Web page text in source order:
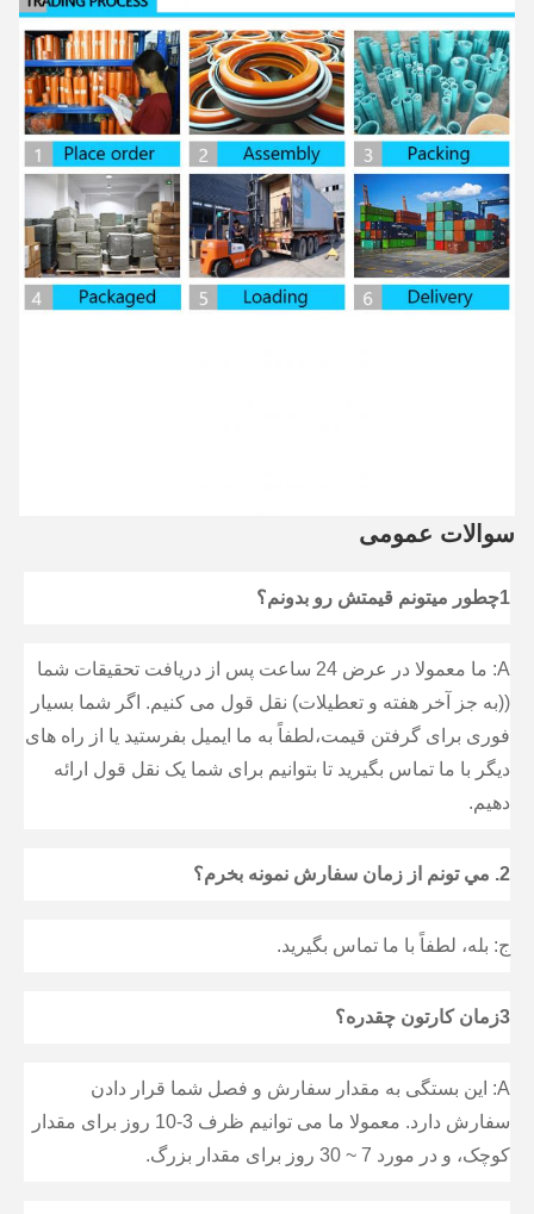
سوالات عمومی
1چطور ميتونم قيمتش رو بدونم؟
دهیم.
2. مي تونم از زمان سفارش نمونه بخرم؟
ج: بله، لطفاً با ما تماس بگیرید.
3زمان کارتون چقدره؟
کوچک، و در مورد 7 ~ 30 روز برای مقدار بزرگ.